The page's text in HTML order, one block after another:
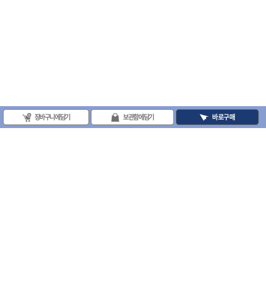
장바구니에 담기 보관함에 담기 바로구매